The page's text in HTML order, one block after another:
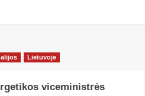
Lietuvoje
viceministrės